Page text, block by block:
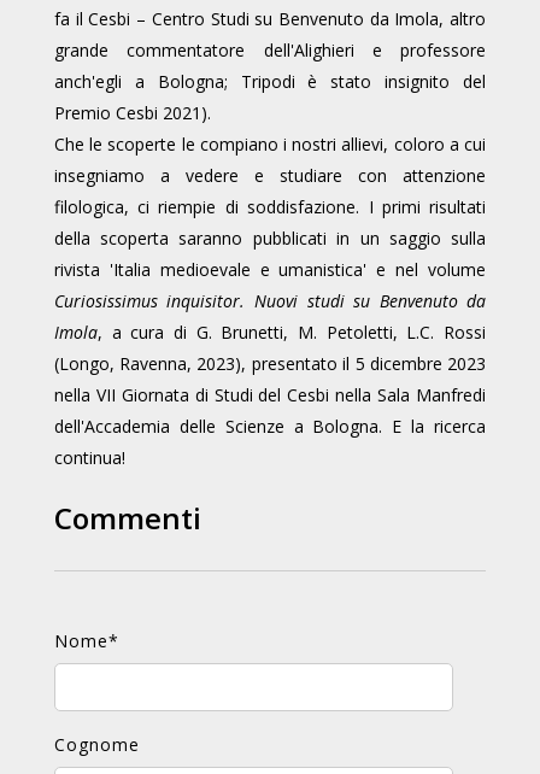
fa il Cesbi – Centro Studi su Benvenuto da Imola, altro
grande commentatore dell'Alighieri e professore
anch'egli a Bologna; Tripodi è stato insignito del
Premio Cesbi 2021).
Che le scoperte le compiano i nostri allievi, coloro a cui
insegniamo a vedere e studiare con attenzione
filologica, ci riempie di soddisfazione. I primi risultati
della scoperta saranno pubblicati in un saggio sulla
rivista 'Italia medioevale e umanistica' e nel volume
Curiosissimus inquisitor. Nuovi studi su Benvenuto da
Imola, a cura di G. Brunetti, M. Petoletti, L.C. Rossi
(Longo, Ravenna, 2023), presentato il 5 dicembre 2023
nella VII Giornata di Studi del Cesbi nella Sala Manfredi
dell'Accademia delle Scienze a Bologna. E la ricerca
continua!
Commenti
Nome*
Cognome